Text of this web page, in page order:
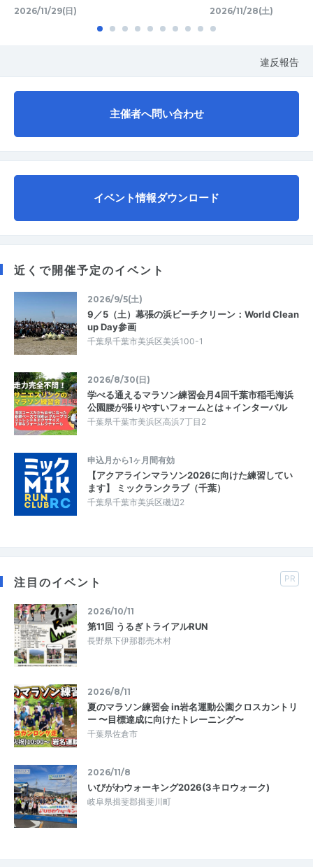
2026/11/29(日) 2026/11/28(土)
違反報告
主催者へ問い合わせ
イベント情報ダウンロード
近くで開催予定のイベント
2026/9/5(土)
9／5（土）幕張の浜ビーチクリーン：World Clean
up Day参画
千葉県千葉市美浜区美浜100-1
2026/8/30(日)
学べる通えるマラソン練習会月4回千葉市稲毛海浜
公園腰が張りやすいフォームとは＋インターバル
千葉県千葉市美浜区高浜7丁目2
申込月から1ヶ月間有効
【アクアラインマラソン2026に向けた練習してい
ます】 ミックランクラブ（千葉）
千葉県千葉市美浜区磯辺2
注目のイベント PR
2026/10/11
第11回 うるぎトライアルRUN
長野県下伊那郡売木村
2026/8/11
夏のマラソン練習会 in岩名運動公園クロスカントリ
ー 〜目標達成に向けたトレーニング〜
千葉県佐倉市
2026/11/8
いびがわウォーキング2026(3キロウォーク)
岐阜県揖斐郡揖斐川町